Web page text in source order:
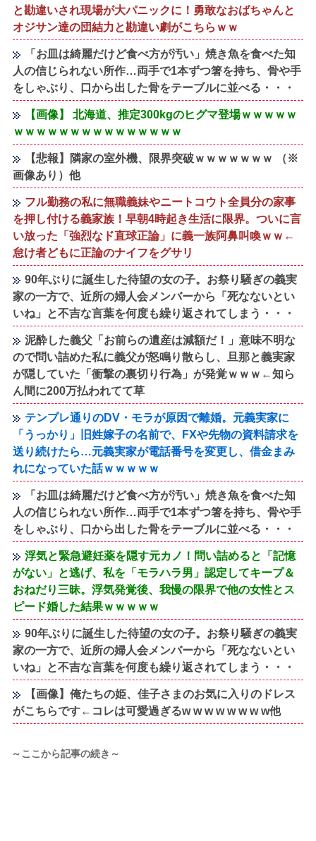
と勘違いされ現場が大パニックに！勇敢なおばちゃんと
オジサン達の団結力と勘違い劇がこちらｗｗ
「お皿は綺麗だけど食べ方が汚い」焼き魚を食べた知
人の信じられない所作…両手で1本ずつ箸を持ち、骨や手
をしゃぶり、口から出した骨をテーブルに並べる・・・
【画像】 北海道、推定300kgのヒグマ登場ｗｗｗｗｗ
ｗｗｗｗｗｗｗｗｗｗｗｗｗｗｗ
【悲報】隣家の室外機、限界突破ｗｗｗｗｗｗｗ （※
画像あり）他
フル勤務の私に無職義妹やニートコウト全員分の家事
を押し付ける義家族！早朝4時起き生活に限界。ついに言
い放った「強烈なド直球正論」に義一族阿鼻叫喚ｗｗ←
怠け者どもに正論のナイフをグサリ
90年ぶりに誕生した待望の女の子。お祭り騒ぎの義実
家の一方で、近所の婦人会メンバーから「死なないとい
いね」と不吉な言葉を何度も繰り返されてしまう・・・
泥酔した義父「お前らの遺産は減額だ！」意味不明な
ので問い詰めた私に義父が怒鳴り散らし、旦那と義実家
が隠していた「衝撃の裏切り行為」が発覚ｗｗｗ←知ら
ん間に200万払われてて草
テンプレ通りのDV・モラが原因で離婚。元義実家に
「うっかり」旧姓嫁子の名前で、FXや先物の資料請求を
送り続けたら…元義実家が電話番号を変更し、借金まみ
れになっていた話ｗｗｗｗｗ
「お皿は綺麗だけど食べ方が汚い」焼き魚を食べた知
人の信じられない所作…両手で1本ずつ箸を持ち、骨や手
をしゃぶり、口から出した骨をテーブルに並べる・・・
浮気と緊急避妊薬を隠す元カノ！問い詰めると「記憶
がない」と逃げ、私を「モラハラ男」認定してキープ＆
おねだり三昧。浮気発覚後、我慢の限界で他の女性とス
ピード婚した結果ｗｗｗｗｗ
90年ぶりに誕生した待望の女の子。お祭り騒ぎの義実
家の一方で、近所の婦人会メンバーから「死なないとい
いね」と不吉な言葉を何度も繰り返されてしまう・・・
【画像】俺たちの姫、佳子さまのお気に入りのドレス
がこちらです←コレは可愛過ぎるw w w w w w w w他
～ここから記事の続き～